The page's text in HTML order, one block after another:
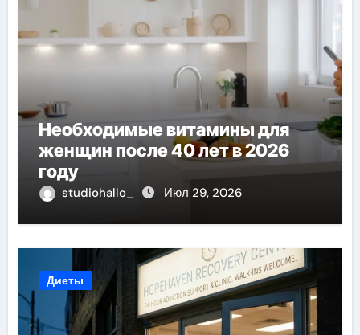
Необходимые витамины для
женщин после 40 лет в 2026
году
studiohallo_ Июл 29, 2026
Диеты